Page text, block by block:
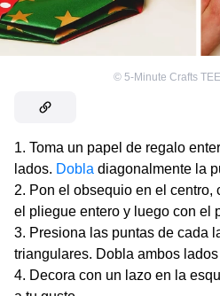
© 5-Minute Crafts
Toma un papel de regalo
lados. Dobla diagonalmente la
Pon el obsequio en el centro,
el pliegue entero y luego con el
Presiona las puntas de cada
triangulares. Dobla ambos
Decora con un lazo en la